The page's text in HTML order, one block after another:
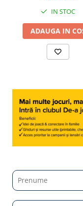
IN STOC
ADAUGA IN